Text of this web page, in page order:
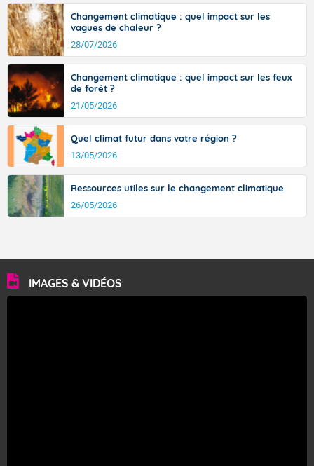
Changement climatique : quel impact sur les
vagues de chaleur ?
28/07/2026
Changement climatique : quel impact sur les feux
de forêt ?
21/05/2026
Quel climat futur dans votre région ?
13/05/2026
Ressources utiles sur le changement climatique
26/05/2026
IMAGES & VIDÉOS